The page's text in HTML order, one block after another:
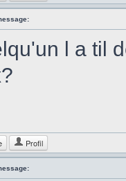
l a til
Profil